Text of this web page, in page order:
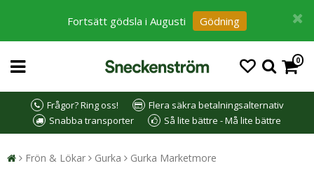
Fortsätt gödsla i Augusti Gödning
0
Frågor? Ring oss!
Flera säkra betalningsalternativ
Snabba transporter
Så lite bättre - Må lite bättre
Frön & Lökar Gurka Gurka Marketmore